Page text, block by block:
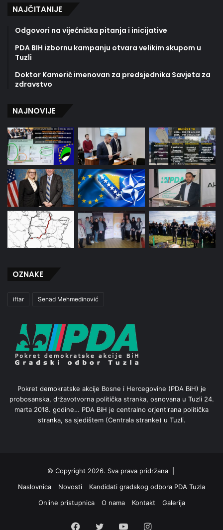
NAJČITANIJE
Odgovori na vijećnička pitanja i inicijative
PDA BIH izbornu kampanju otvara velikim skupom u
Tuzli
Doktor Kamerić imenovan za predsjednika Savjeta za
zdravstvo
NAJNOVIJE
OZNAKE
iftar Senad Mehmedinović
Pokret demokratske akcije Bosne i Hercegovine (PDA BiH) je
probosanska, državotvorna politička stranka, osnovana u Tuzli 24.
marta 2018. godine… PDA BiH je centralno orjentirana politička
stranka, sa sjedištem (Centrala stranke) u Tuzli.
© Copyright 2026. Sva prava pridržana |
Naslovnica
Novosti
Kandidati gradskog odbora PDA Tuzla
Online pristupnica
O nama Kontakt Galerija
Facebook
Twitter YouTubeInstagram